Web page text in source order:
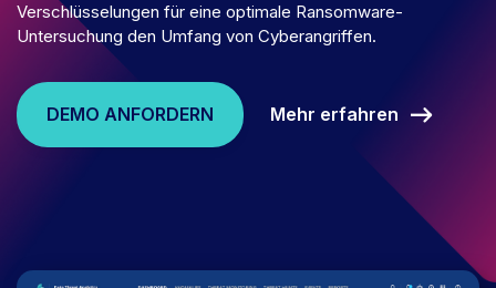
Verschlüsselungen für eine optimale Ransomware-
Untersuchung den Umfang von Cyberangriffen.
DEMO ANFORDERN Mehr erfahren